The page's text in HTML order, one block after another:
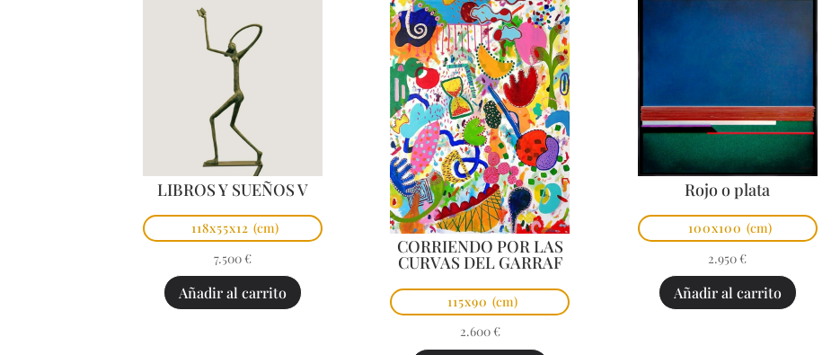
LIBROS Y SUEÑOS V
118x55x12 (cm)
7.500 €
Añadir al carrito
CORRIENDO POR LAS
CURVAS DEL GARRAF
115x90 (cm)
2.600 €
Rojo o plata
100x100 (cm)
2.950 €
Añadir al carrito